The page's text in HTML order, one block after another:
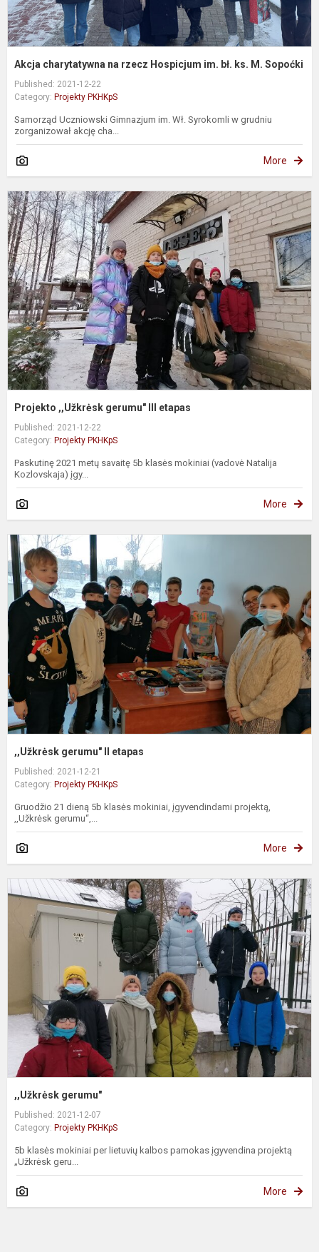
Akcja charytatywna na rzecz Hospicjum im. bł. ks. M. Sopoćki
Published: 2021-12-22
Category: Projekty PKHKpS
Samorząd Uczniowski Gimnazjum im. Wł. Syrokomli w grudniu
zorganizował akcję cha...
More
Projekto ,,Užkrėsk gerumu" III etapas
Published: 2021-12-22
Category: Projekty PKHKpS
Paskutinę 2021 metų savaitę 5b klasės mokiniai (vadovė Natalija
Kozlovskaja) įgy...
More
,,Užkrėsk gerumu" II etapas
Published: 2021-12-21
Category: Projekty PKHKpS
Gruodžio 21 dieną 5b klasės mokiniai, įgyvendindami projektą,
,,Užkrėsk gerumu“,...
More
,,Užkrėsk gerumu"
Published: 2021-12-07
Category: Projekty PKHKpS
5b klasės mokiniai per lietuvių kalbos pamokas įgyvendina projektą
„Užkrėsk geru...
More